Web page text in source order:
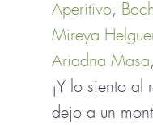
Aperitivo,
Mireya
Ariadna Masa,
¡Y lo siento al
dejo a un